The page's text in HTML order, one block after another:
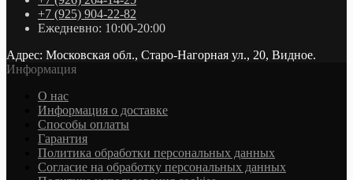
+7 (925) 904-22-82
Ежедневно: 10:00-20:00
Адрес: Московская обл., Старо-Нагорная ул., 20, Видное.
Информация
О нас
Информация о доставке
Cпособы оплаты
Гарантия
Политика обработки персональных данных
Согласие на обработку персональных данных